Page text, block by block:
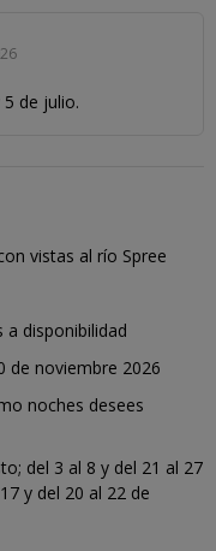
de julio.
vistas al río Spree
a disponibilidad
de noviembre 2026
noches desees
del 3 al 8 y del 21 al 27
y del 20 al 22 de